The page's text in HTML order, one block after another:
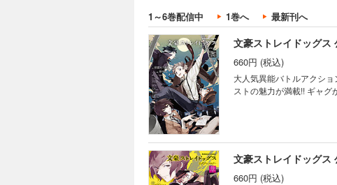
1～6巻配信中 1巻へ 最新刊へ
文豪ストレイドッグス
660円 (税込)
大人気異能バトルアクシ
ストの魅力が満載!! ギャグ
文豪ストレイドッグス
660円 (税込)